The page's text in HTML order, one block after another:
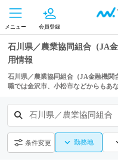
メニュー 会員登録
石川県／農業協同組合（JA
用情報
石川県／農業協同組合（JA金融機関
職では金沢市、小松市などからもあ
石川県／農業協同組合
条件変更 勤務地